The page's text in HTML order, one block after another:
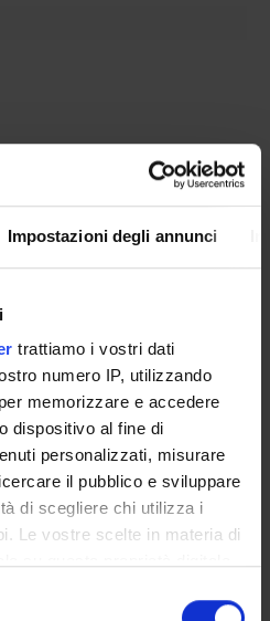
Impostazioni degli annunci
trattiamo i vostri dati
numero IP, utilizzando
memorizzare e accedere
dispositivo al fine di
personalizzati, misurare
il pubblico e sviluppare
di scegliere chi utilizza i
Le vostre scelte in materia di
consenso in qualsiasi
and singular points.
of degree three.
AND CRITERIA